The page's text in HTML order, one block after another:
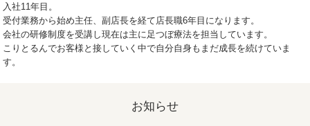
入社11年目。
受付業務から始め主任、副店長を経て店長職6年目になります。
会社の研修制度を受講し現在は主に足つぼ療法を担当しています。
こりとるんでお客様と接していく中で自分自身もまだ成長を続けていま
す。
お知らせ